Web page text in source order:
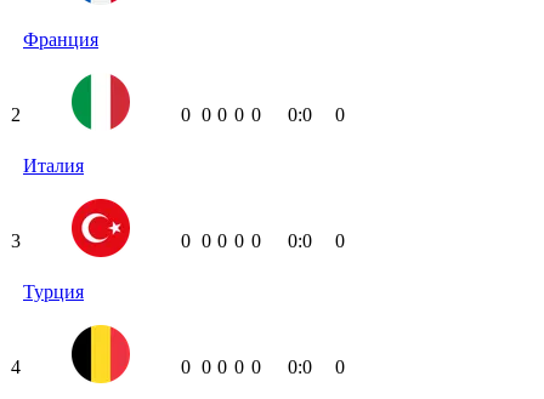
Франция
2
Италия
0 0 0 0 0 0:0 0
3
Турция
0 0 0 0 0 0:0 0
4 0 0 0 0 0 0:0 0